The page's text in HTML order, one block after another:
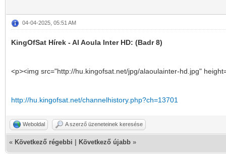
04-04-2025, 05:51 AM
KingOfSat Hírek - Al Aoula Inter HD: (Badr 8)
<p><img src="http://hu.kingofsat.net/jpg/alaoulainter-hd.jpg"
http://hu.kingofsat.net/channelhistory.php?ch=13701
Weboldal A szerző üzeneteinek keresése
« Következő régebbi Következő újabb »